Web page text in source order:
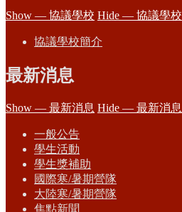
Show — 協議學校 Hide — 協議學校
協議學校簡介
最新消息
Show — 最新消息 Hide — 最新消息
一般公告
學生活動
學生獎補助
國際寒/暑期營隊
大陸寒/暑期營隊
焦點新聞